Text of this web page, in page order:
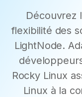
Découvrez
flexibilité des
LightNode.
Rocky Linux
Linux à la